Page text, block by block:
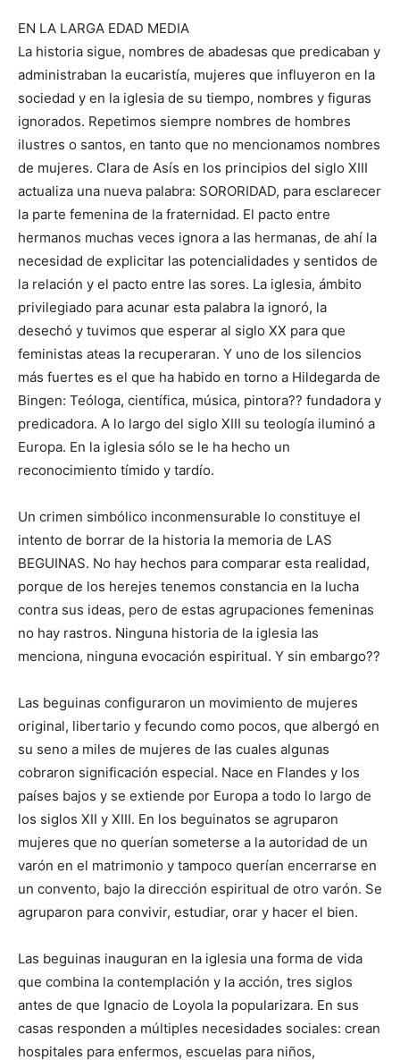
EN LA LARGA EDAD MEDIA
La historia sigue, nombres de abadesas que predicaban y
administraban la eucaristía, mujeres que influyeron en la
sociedad y en la iglesia de su tiempo, nombres y figuras
ignorados. Repetimos siempre nombres de hombres
ilustres o santos, en tanto que no mencionamos nombres
de mujeres. Clara de Asís en los principios del siglo XIII
actualiza una nueva palabra: SORORIDAD, para esclarecer
la parte femenina de la fraternidad. El pacto entre
hermanos muchas veces ignora a las hermanas, de ahí la
necesidad de explicitar las potencialidades y sentidos de
la relación y el pacto entre las sores. La iglesia, ámbito
privilegiado para acunar esta palabra la ignoró, la
desechó y tuvimos que esperar al siglo XX para que
feministas ateas la recuperaran. Y uno de los silencios
más fuertes es el que ha habido en torno a Hildegarda de
Bingen: Teóloga, científica, música, pintora?? fundadora y
predicadora. A lo largo del siglo XIII su teología iluminó a
Europa. En la iglesia sólo se le ha hecho un
reconocimiento tímido y tardío.
Un crimen simbólico inconmensurable lo constituye el
intento de borrar de la historia la memoria de LAS
BEGUINAS. No hay hechos para comparar esta realidad,
porque de los herejes tenemos constancia en la lucha
contra sus ideas, pero de estas agrupaciones femeninas
no hay rastros. Ninguna historia de la iglesia las
menciona, ninguna evocación espiritual. Y sin embargo??
Las beguinas configuraron un movimiento de mujeres
original, libertario y fecundo como pocos, que albergó en
su seno a miles de mujeres de las cuales algunas
cobraron significación especial. Nace en Flandes y los
países bajos y se extiende por Europa a todo lo largo de
los siglos XII y XIII. En los beguinatos se agruparon
mujeres que no querían someterse a la autoridad de un
varón en el matrimonio y tampoco querían encerrarse en
un convento, bajo la dirección espiritual de otro varón. Se
agruparon para convivir, estudiar, orar y hacer el bien.
Las beguinas inauguran en la iglesia una forma de vida
que combina la contemplación y la acción, tres siglos
antes de que Ignacio de Loyola la popularizara. En sus
casas responden a múltiples necesidades sociales: crean
hospitales para enfermos, escuelas para niños,